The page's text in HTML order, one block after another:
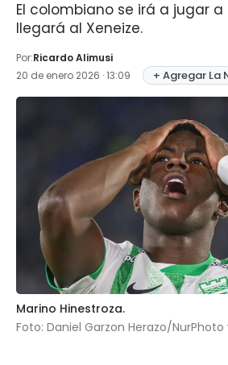
El colombiano se irá a jugar a
llegará al Xeneize.
Por:Ricardo Alimusi
20 de enero 2026 · 13:09
+ Agregar La
Marino Hinestroza.
Foto: Daniel Garzon Herazo/